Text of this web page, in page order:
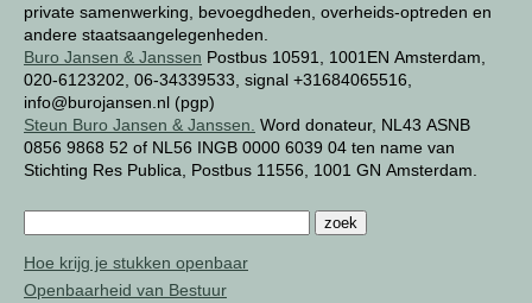
private samenwerking, bevoegdheden, overheids-optreden en
andere staatsaangelegenheden.
Buro Jansen & Janssen Postbus 10591, 1001EN Amsterdam,
020-6123202, 06-34339533, signal +31684065516,
info@burojansen.nl (pgp)
Steun Buro Jansen & Janssen. Word donateur, NL43 ASNB
0856 9868 52 of NL56 INGB 0000 6039 04 ten name van
Stichting Res Publica, Postbus 11556, 1001 GN Amsterdam.
Hoe krijg je stukken openbaar
Openbaarheid van Bestuur